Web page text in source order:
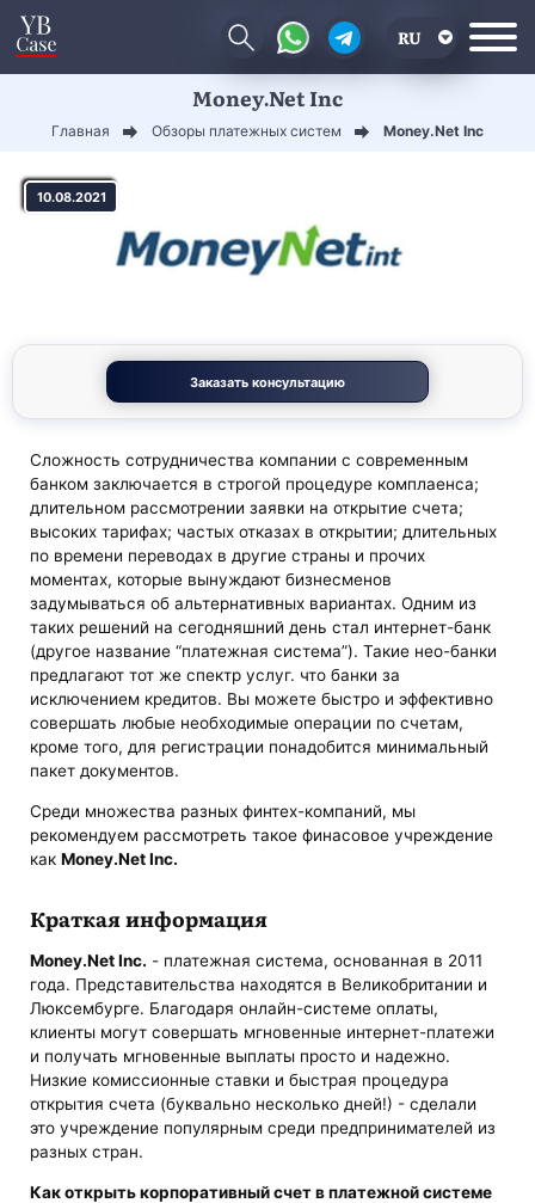
RU
Money.Net Inc
Главная Обзоры платежных систем Money.Net Inc
10.08.2021
Заказать консультацию
Сложность сотрудничества компании с современным
банком заключается в строгой процедуре комплаенса;
длительном рассмотрении заявки на открытие счета;
высоких тарифах; частых отказах в открытии; длительных
по времени переводах в другие страны и прочих
моментах, которые вынуждают бизнесменов
задумываться об альтернативных вариантах. Одним из
таких решений на сегодняшний день стал интернет-банк
(другое название “платежная система”). Такие нео-банки
предлагают тот же спектр услуг. что банки за
исключением кредитов. Вы можете быстро и эффективно
совершать любые необходимые операции по счетам,
кроме того, для регистрации понадобится минимальный
пакет документов.
Среди множества разных финтех-компаний, мы
рекомендуем рассмотреть такое финасовое учреждение
какMoney.Net Inc.
Краткая информация
Money.Net Inc. - платежная система, основанная в 2011
года. Представительства находятся в Великобритании и
Люксембурге. Благодаря онлайн-системе оплаты,
клиенты могут совершать мгновенные интернет-платежи
и получать мгновенные выплаты просто и надежно.
Низкие комиссионные ставки и быстрая процедура
открытия счета (буквально несколько дней!) - сделали
это учреждение популярным среди предпринимателей из
разных стран.
Как открыть корпоративный счет в платежной системе